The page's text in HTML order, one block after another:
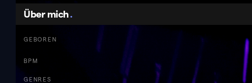
Über mich.
GEBOREN
BPM
GENRES